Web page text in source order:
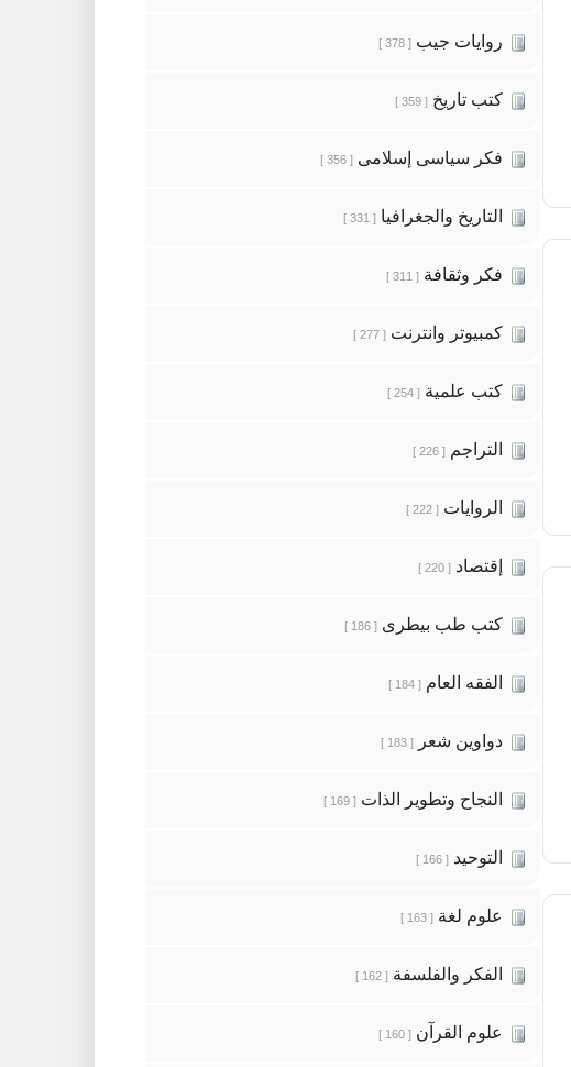
روايات جيب [ 378 ]
كتب تاريخ [ 359 ]
فكر سياسى إسلامى [ 356 ]
التاريخ والجغرافيا [ 331 ]
فكر وثقافة [ 311 ]
كمبيوتر وانترنت [ 277 ]
كتب علمية [ 254 ]
التراجم [ 226 ]
الروايات [ 222 ]
إقتصاد [ 220 ]
كتب طب بيطرى [ 186 ]
الفقه العام [ 184 ]
دواوين شعر [ 183 ]
النجاح وتطوير الذات [ 169 ]
التوحيد [ 166 ]
علوم لغة [ 163 ]
الفكر والفلسفة [ 162 ]
علوم القرآن [ 160 ]